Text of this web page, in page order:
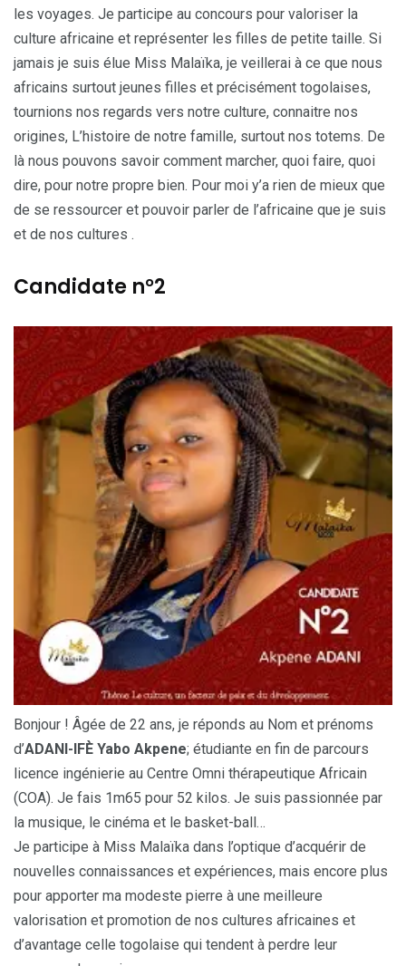
les voyages. Je participe au concours pour valoriser la
culture africaine et représenter les filles de petite taille. Si
jamais je suis élue Miss Malaïka, je veillerai à ce que nous
africains surtout jeunes filles et précisément togolaises,
tournions nos regards vers notre culture, connaitre nos
origines, L’histoire de notre famille, surtout nos totems. De
là nous pouvons savoir comment marcher, quoi faire, quoi
dire, pour notre propre bien. Pour moi y’a rien de mieux que
de se ressourcer et pouvoir parler de l’africaine que je suis
et de nos cultures .
Candidate n°2
Bonjour ! Âgée de 22 ans, je réponds au Nom et prénoms
d’ADANI-IFÈ Yabo Akpene; étudiante en fin de parcours
licence ingénierie au Centre Omni thérapeutique Africain
(COA). Je fais 1m65 pour 52 kilos. Je suis passionnée par
la musique, le cinéma et le basket-ball…
Je participe à Miss Malaïka dans l’optique d’acquérir de
nouvelles connaissances et expériences, mais encore plus
pour apporter ma modeste pierre à une meilleure
valorisation et promotion de nos cultures africaines et
d’avantage celle togolaise qui tendent à perdre leur